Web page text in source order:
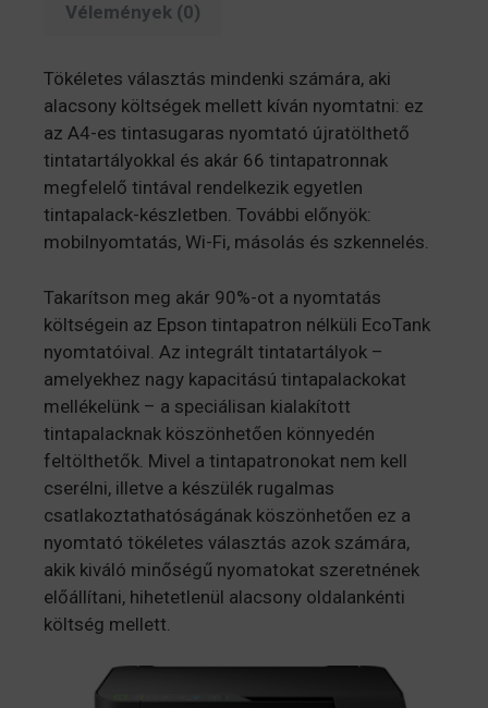
Vélemények (0)
Tökéletes választás mindenki számára, aki
alacsony költségek mellett kíván nyomtatni: ez
az A4-es tintasugaras nyomtató újratölthető
tintatartályokkal és akár 66 tintapatronnak
megfelelő tintával rendelkezik egyetlen
tintapalack-készletben. További előnyök:
mobilnyomtatás, Wi-Fi, másolás és szkennelés.
Takarítson meg akár 90%-ot a nyomtatás
költségein az Epson tintapatron nélküli EcoTank
nyomtatóival. Az integrált tintatartályok –
amelyekhez nagy kapacitású tintapalackokat
mellékelünk – a speciálisan kialakított
tintapalacknak köszönhetően könnyedén
feltölthetők. Mivel a tintapatronokat nem kell
cserélni, illetve a készülék rugalmas
csatlakoztathatóságának köszönhetően ez a
nyomtató tökéletes választás azok számára,
akik kiváló minőségű nyomatokat szeretnének
előállítani, hihetetlenül alacsony oldalankénti
költség mellett.